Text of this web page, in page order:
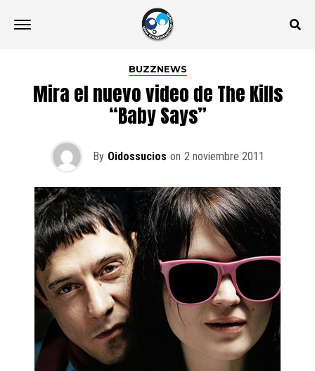
BUZZNEWS
Mira el nuevo video de The Kills
“Baby Says”
By Oidossucios on 2 noviembre 2011